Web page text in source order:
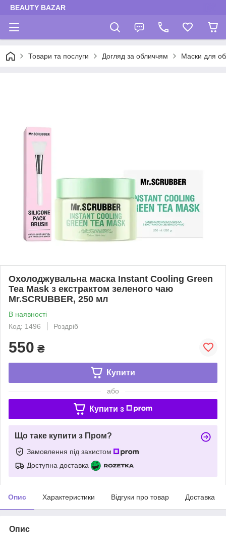
BEAUTY BAZAR
Товари та послуги Догляд за обличчям Маски для
Охолоджувальна маска Instant Cooling Green
Tea Mask з екстрактом зеленого чаю
Mr.SCRUBBER, 250 мл
В наявності
Код: 1496
Роздріб
550 ₴
Купити
або
Купити з
Що таке купити з Пром?
Замовлення під захистом
Доступна доставка
Опис Характеристики Відгуки про товар Доставка
Опис